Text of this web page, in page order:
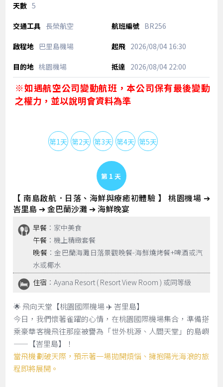
5
長榮航空 BR256
巴里島機場 2026/08/0416:30
桃園機場 2026/08/0422:00
※如遇航空公司變動航班，本公司保有最後變動
之權力，並以說明會資料為準
第1天 第2天 第3天 第4天 第5天
Day 1
【 南島啟航．日落、海鮮與療癒初體驗 】 桃園機場 ➔
峇里島 ➔ 金巴蘭沙灘 ➔ 海鮮晚宴
早餐 ：家中美食
午餐 ：機上精緻套餐
晚餐 ：金巴蘭海灘日落景觀晚餐-海鮮燒烤餐+啤酒或汽
水或椰水
住宿 ：Ayana Resort ( Resort View Room ) 或同等級
🌟 飛向天堂【桃園國際機場 ✈️ 峇里島】
今日，我們懷著雀躍的心情，在桃園國際機場集合，準備搭
乘豪華客機飛往那座被譽為「世外桃源、人間天堂」的島嶼
——【峇里島】！
當飛機劃破天際，預示著一場拋開煩惱、擁抱陽光海浪的旅
程即將展開。